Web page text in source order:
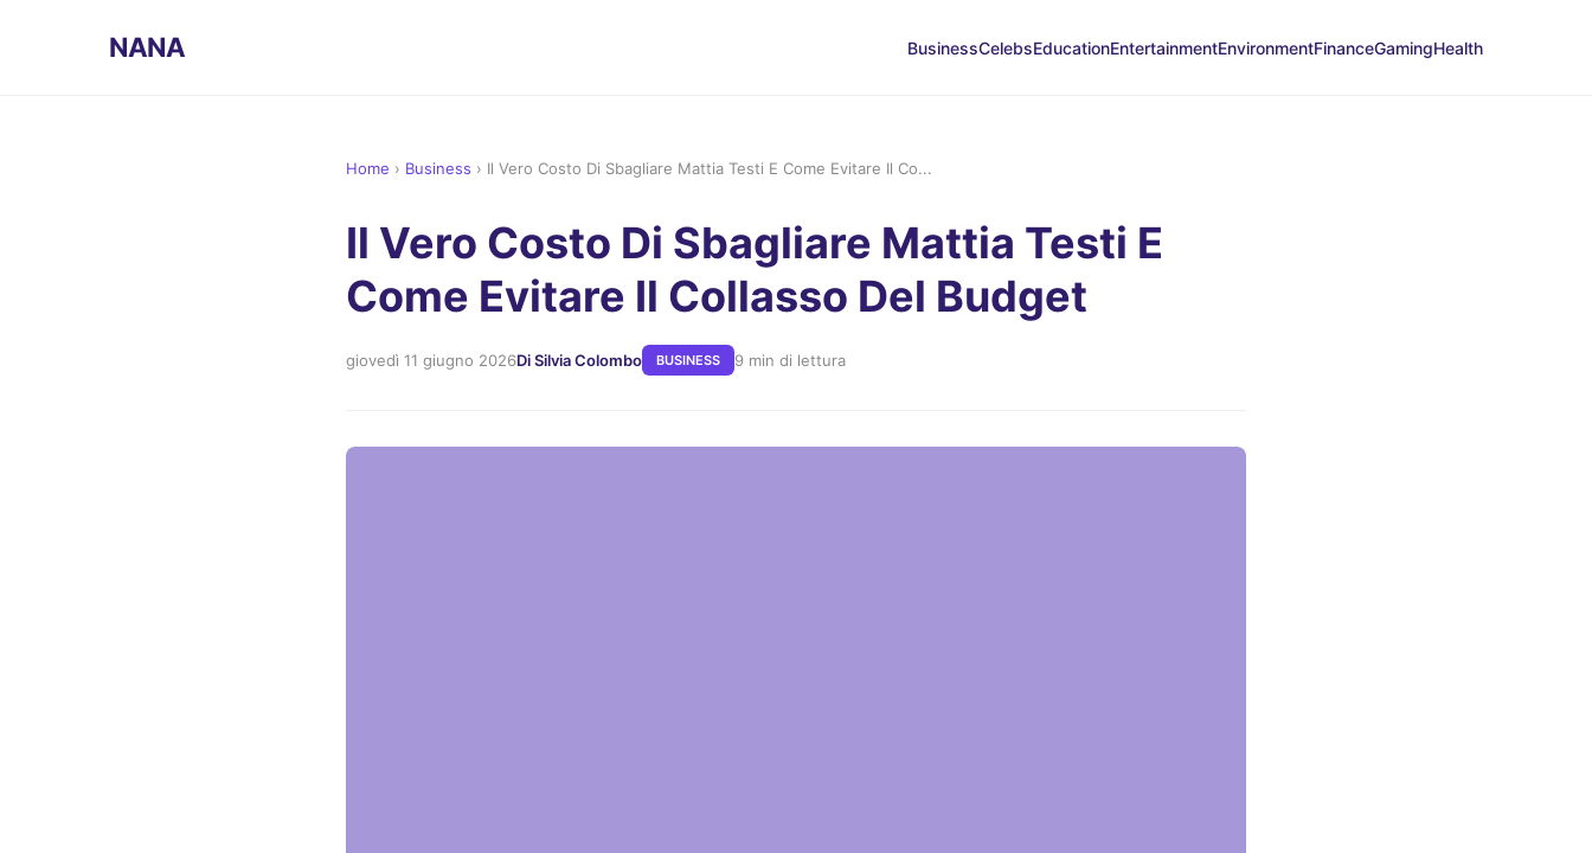
NANA BusinessCelebsEducationEntertainmentEnvironmentFinanceGamingHealth
Home › Business › Il Vero Costo Di Sbagliare Mattia Testi E Come Evitare Il Co...
Il Vero Costo Di Sbagliare Mattia Testi E
Come Evitare Il Collasso Del Budget
giovedì 11 giugno 2026Di Silvia Colombo BUSINESS 9 min di lettura